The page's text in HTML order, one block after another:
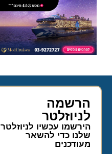
הרשמה
לניוזלטר​
הירשמו עכשיו לניוזלטר
שלנו כדי להשאר
מעודכנים